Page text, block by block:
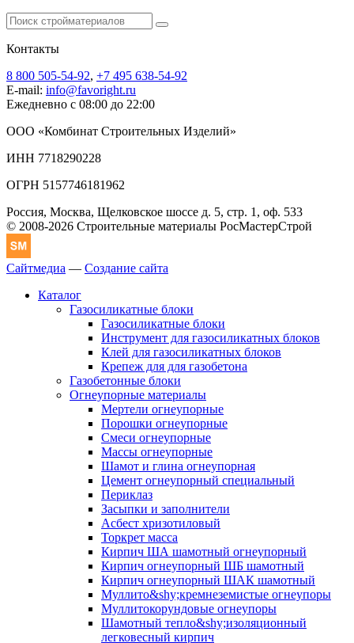
Контакты
8 800 505-54-92, +7 495 638-54-92
E-mail: info@favoright.ru
Ежедневно с 08:00 до 22:00
ООО «Комбинат Строительных Изделий»
ИНН 7718290228
ОГРН 5157746181962
Россия, Москва, Щелковское шоссе д. 5, стр. 1, оф. 533
© 2008-2026 Строительные материалы РосМастерСтрой
Сайтмедиа — Создание сайта
Каталог
Газосиликатные блоки
Газосиликатные блоки
Инструмент для газосиликатных блоков
Клей для газосиликатных блоков
Крепеж для для газобетона
Газобетонные блоки
Огнеупорные материалы
Мертели огнеупорные
Порошки огнеупорные
Смеси огнеупорные
Массы огнеупорные
Шамот и глина огнеупорная
Цемент огнеупорный специальный
Периклаз
Засыпки и заполнители
Асбест хризотиловый
Торкрет масса
Кирпич ША шамотный огнеупорный
Кирпич огнеупорный ШБ шамотный
Кирпич огнеупорный ШАК шамотный
Муллито&shy;­кремнеземистые огнеупоры
Муллито­корундовые огнеупоры
Шамотный тепло&shy;изоляционный
легковесный кирпич